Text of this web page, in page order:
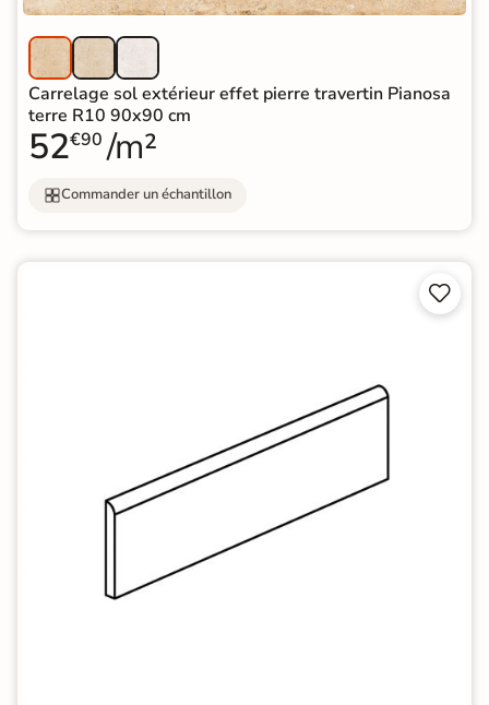
Carrelage sol extérieur effet pierre travertin Pianosa
terre R10 90x90 cm
52€90 /m²
Commander un échantillon

